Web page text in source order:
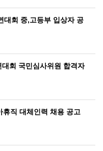
대회 중,고등부 입상자 공
회 국민심사위원 합격자
직 대체인력 채용 공고